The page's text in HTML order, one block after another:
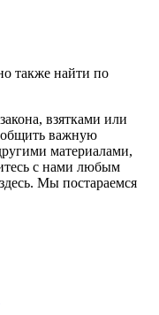
также найти по
взятками или
важную
материалами,
с нами любым
Мы постараемся